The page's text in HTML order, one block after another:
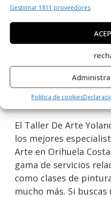
Gestionar 1811 proveedores
Política de cookies
de Academias de
rating 5,0 basada en
su calidad y
compromiso con el
convierten en un
desarrollar
experiencia
amantes del arte!
El Taller De Arte
los mejores
Arte en Orihuela
gama de servicios
como clases de
mucho más. Si